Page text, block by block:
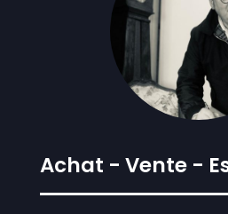
Achat - Vente -